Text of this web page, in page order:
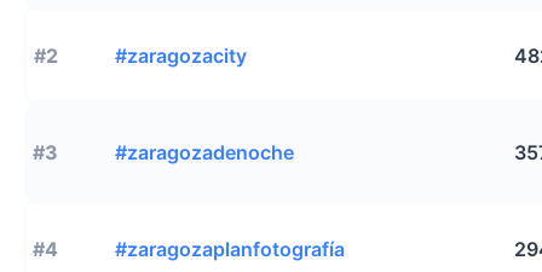
#2 #zaragozacity
#3 #zaragozadenoche
#4 #zaragozaplanfotografía